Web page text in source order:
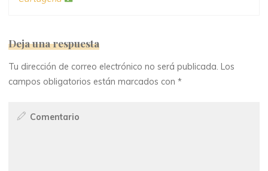
Deja una respuesta
Tu dirección de correo electrónico no será publicada. Los
campos obligatorios están marcados con*